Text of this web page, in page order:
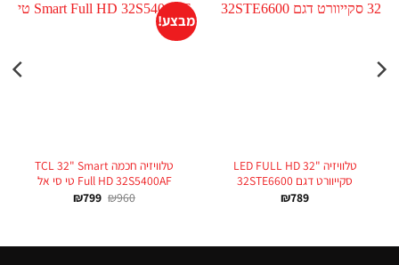
טלוויזיה "LED FULL HD 32
סקייוורט דגם 32STE6600
₪789
מבצע!
טלוויזיה חכמה TCL 32" Smart
Full HD 32S5400AF טי סי אל
₪960
₪799